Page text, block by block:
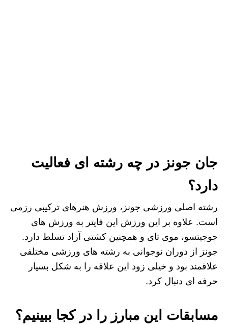
جان جونز در چه رشته ای فعالیت
دارد؟
رشته اصلی ورزشی جونز، ورزش هنرهای ترکیبی رزمی
است. علاوه بر این ورزش این فایتر به ورزش های
جوجیتسو، موی تای و همچنین کشتی آزاد تسلط دارد.
جونز از دوران نوجوانی به رشته های ورزشی مختلفی
علاقمند بود و خیلی زود این علاقه را به شکل بسیار
حرفه ای دنبال کرد.
مسابقات این مبارز را در کجا ببینیم؟